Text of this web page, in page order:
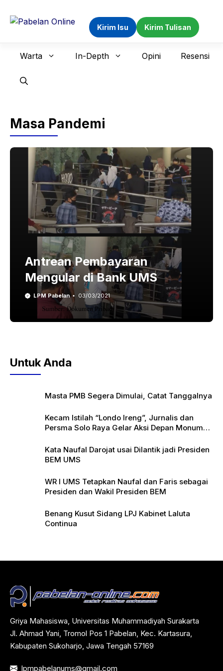
Kirim Isu Kirim Tulisan
Warta In-Depth Opini Resensi
Masa Pandemi
Antrean Pembayaran
Mengular di Bank UMS
LPM Pabelan 03/03/2021
Untuk Anda
Masta PMB Segera Dimulai, Catat Tanggalnya
Kecam Istilah “Londo Ireng”, Jurnalis dan
Persma Solo Raya Gelar Aksi Depan Monumen
Kata Naufal Darojat usai Dilantik jadi Presiden
BEM UMS
WR I UMS Tetapkan Naufal dan Faris sebagai
Presiden dan Wakil Presiden BEM
Benang Kusut Sidang LPJ Kabinet Laluta
Continua
Griya Mahasiswa, Universitas Muhammadiyah Surakarta
Jl. Ahmad Yani, Tromol Pos 1 Pabelan, Kec. Kartasura,
Kabupaten Sukoharjo, Jawa Tengah 57169
lpmpabelanums@gmail.com